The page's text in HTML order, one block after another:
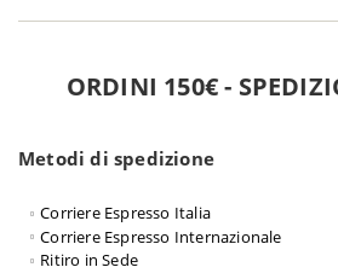
ORDINI 150€ -
Metodi di spedizione
Corriere Espresso Italia
Corriere Espresso Internazionale
Ritiro in Sede